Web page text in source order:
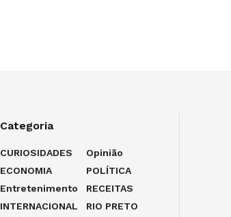
Categoria
CURIOSIDADES
ECONOMIA
Entretenimento
INTERNACIONAL
Opinião
POLÍTICA
RECEITAS
RIO PRETO